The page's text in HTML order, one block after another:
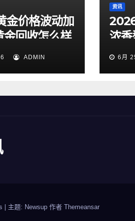
金价格波动加
金回收怎么样
ADMIN
资讯
浓香
大6月
主题: Newsup 作者 Themeansar